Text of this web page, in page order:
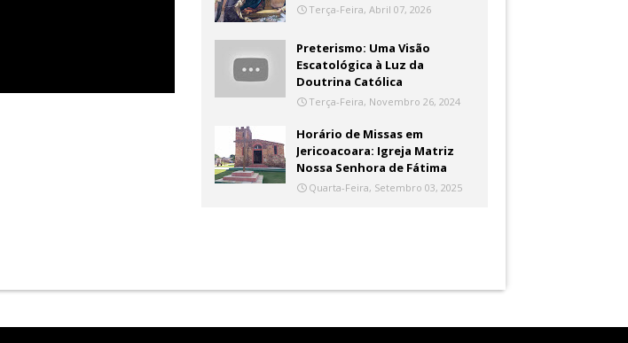
Terça-Feira, Abril 07, 2026
Preterismo: Uma Visão
Escatológica à Luz da
Doutrina Católica
Terça-Feira, Novembro 26, 2024
Horário de Missas em
Jericoacoara: Igreja Matriz
Nossa Senhora de Fátima
Quarta-Feira, Setembro 03, 2025